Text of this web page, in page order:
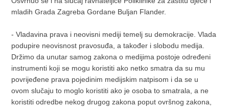
mladih Grada Zagreba Gordane Buljan Flander.
- Vladavina prava i neovisni mediji temelj su demokracije. Vlada
podupire neovisnost pravosuđa, a također i slobodu medija.
Držimo da unutar samog zakona o medijima postoje određeni
instrumenti koji se mogu koristiti ako netko smatra da su mu
povrijeđene prava pojedinim medijskim natpisom i da se u
ovom slučaju to moglo koristiti ako je osoba to smatrala, a ne
koristiti odredbe nekog drugog zakona poput ovršnog zakona,